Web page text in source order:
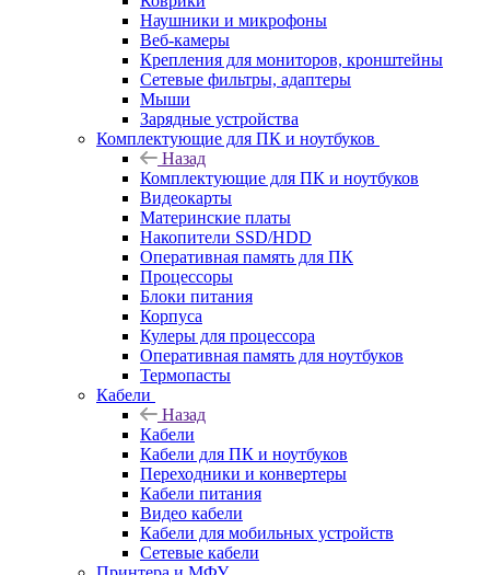
Наушники и микрофоны
Веб-камеры
Крепления для мониторов, кронштейны
Сетевые фильтры, адаптеры
Мыши
Зарядные устройства
Комплектующие для ПК и ноутбуков
Назад
Комплектующие для ПК и ноутбуков
Видеокарты
Материнские платы
Накопители SSD/HDD
Оперативная память для ПК
Процессоры
Блоки питания
Корпуса
Кулеры для процессора
Оперативная память для ноутбуков
Термопасты
Кабели
Назад
Кабели
Кабели для ПК и ноутбуков
Переходники и конвертеры
Кабели питания
Видео кабели
Кабели для мобильных устройств
Сетевые кабели